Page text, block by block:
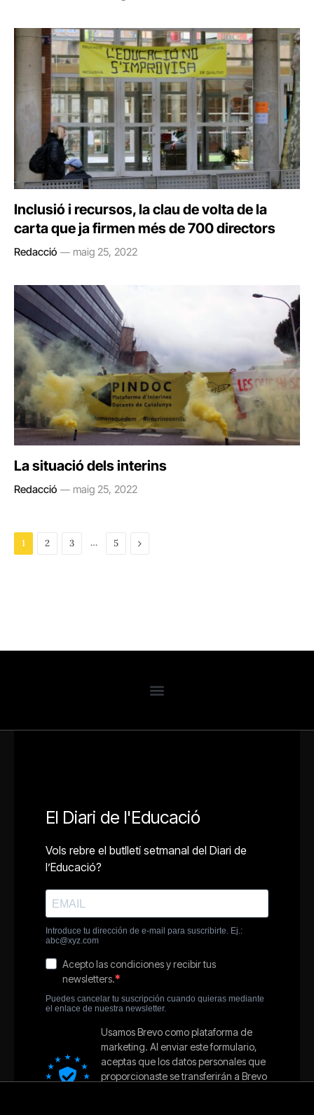
Inclusió i recursos, la clau de volta de la
carta que ja firmen més de 700 directors
Redacció maig 25, 2022
La situació dels interins
Redacció maig 25, 2022
1 2 3 … 5 Next